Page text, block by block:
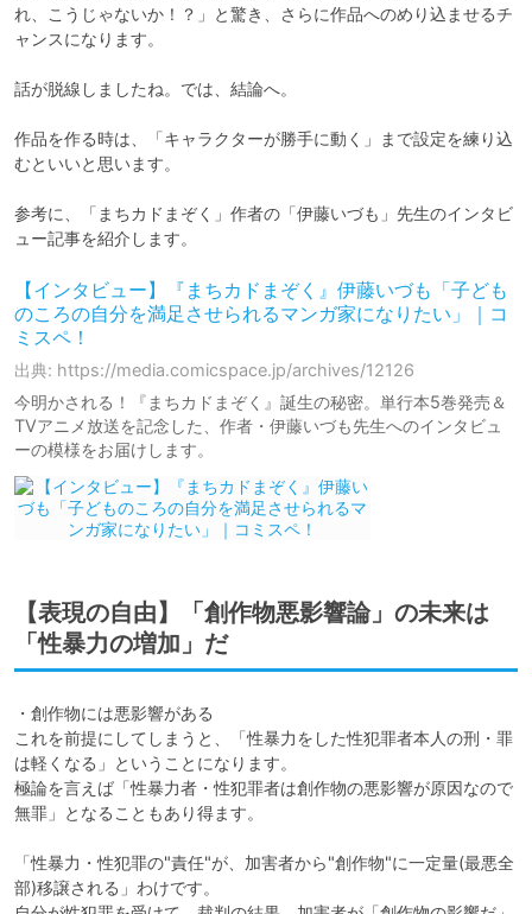
れ、こうじゃないか！？」と驚き、さらに作品へのめり込ませるチ
ャンスになります。
話が脱線しましたね。では、結論へ。
作品を作る時は、「キャラクターが勝手に動く」まで設定を練り込
むといいと思います。
参考に、「まちカドまぞく」作者の「伊藤いづも」先生のインタビ
ュー記事を紹介します。
【インタビュー】『まちカドまぞく』伊藤いづも「子ども
のころの自分を満足させられるマンガ家になりたい」｜コ
ミスペ！
出典: https://media.comicspace.jp/archives/12126
今明かされる！『まちカドまぞく』誕生の秘密。単行本5巻発売＆
TVアニメ放送を記念した、作者・伊藤いづも先生へのインタビュ
ーの模様をお届けします。
【表現の自由】「創作物悪影響論」の未来は
「性暴力の増加」だ
・創作物には悪影響がある
これを前提にしてしまうと、「性暴力をした性犯罪者本人の刑・罪
は軽くなる」ということになります。
極論を言えば「性暴力者・性犯罪者は創作物の悪影響が原因なので
無罪」となることもあり得ます。
「性暴力・性犯罪の"責任"が、加害者から"創作物"に一定量(最悪全
部)移譲される」わけです。